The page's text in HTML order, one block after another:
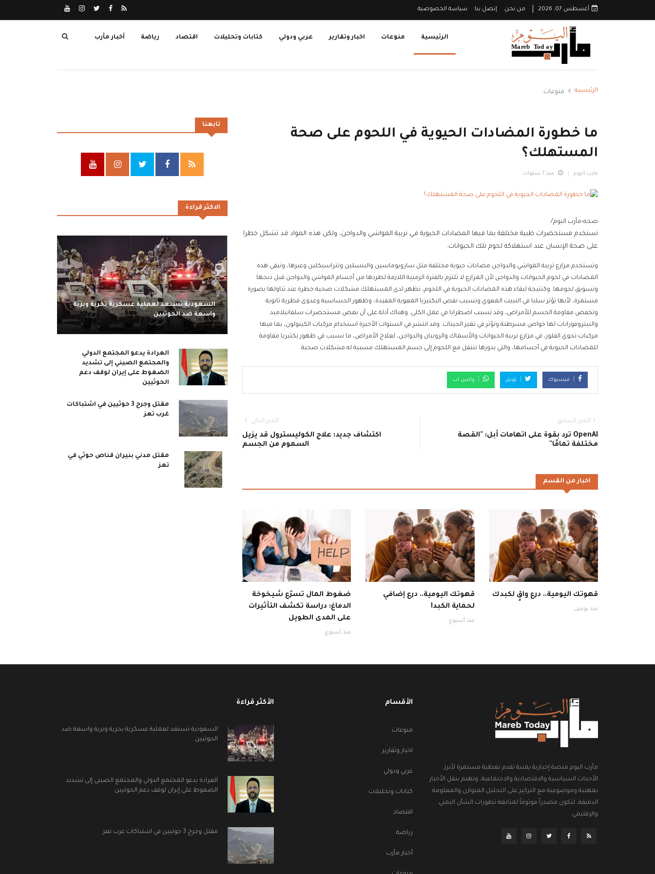
أغسطس 07, 2026 من نحن إتصل بنا سياسة الخصوصية
الرئيسية منوعات اخبار وتقارير عربي ودولي كتابات وتحليلات اقتصاد رياضة أخبار مأرب
الرئيسية منوعات
ما خطورة المضادات الحيوية في اللحوم على صحة
المستهلك؟
مارب اليوم منذ 7 سنوات
صحه-مأرب اليوم/
تستخدم مستحضرات طبية مختلفة بما فيها المضادات الحيوية في تربية المواشي والدواجن، ولكن هذه المواد قد تشكل خطرا
على صحة الإنسان عند استهلاكه لحوم تلك الحيوانات.
وتستخدم مزارع تربية المواشي والدواجن مضادات حيوية مختلفة مثل ساروبوماسين والبنسلين وتتراسيكلين وغيرها، وتبقى هذه
المضادات في لحوم الحيوانات والدواجن لأن المزارع لا تلتزم بالفترة الزمنية اللازمة لطردها من أجسام المواشي والدواجن قبل ذبحها
وتسويق لحومها. وكنتيجة لبقاء هذه المضادات الحيوية في اللحوم، تظهر لدى المستهلك مشكلات صحية خطرة عند تناولها بصورة
مستمرة، لأنها تؤثر سلبا في النبيت المعوي وتسبب نقص البكتيريا المعوية المفيدة، وظهور الحساسية وعدوى فطرية ثانوية
وتخفض مقاومة الجسم للأمراض، وقد تسبب اضطرابا في عمل الكلى. وهناك أدلة على أن بعض مستحضرات سلفانيلاميد
والنيتروفورانات لها خواص مسرطنة وتؤثر في تغير الجينات. وقد انتشر في السنوات الأخيرة استخدام مركبات الكينولون، بما فيها
مركبات تحوي الفلور، في مزارع تربية الحيوانات والأسماك والروبيان والدواجن، لعلاج الأمراض، ما تسبب في ظهور بكتيريا مقاومة
للمضادات الحيوية في أجسامها، والتي بدورها تنتقل مع اللحوم إلى جسم المستهلك مسببة له مشكلات صحية.
فيسبوك تويتر واتس اب
الخبر السابق
OpenAI ترد بقوة على اتهامات أبل: "القصة
مختلفة تمامًا"
الخبر التالي
اكتشاف جديد: علاج الكوليسترول قد يزيل
السموم من الجسم
اخبار من القسم
قهوتك اليومية.. درع واقٍ لكبدك
منذ يومين
قهوتك اليومية.. درع إضافي
لحماية الكبد!
منذ أسبوع
ضغوط المال تسرّع شيخوخة
الدماغ: دراسة تكشف التأثيرات
على المدى الطويل
منذ أسبوع
تابعنا
الاكثر قراءة
السعودية تستعد لعملية عسكرية بحرية وبرية
واسعة ضد الحوثيين
العرادة يدعو المجتمع الدولي
والمجتمع الصيني إلى تشديد
الضغوط على إيران لوقف دعم
الحوثيين
مقتل وجرح 3 حوثيين في اشتباكات
غرب تعز
مقتل مدني بنيران قناص حوثي في
تعز
مأرب اليوم منصة إخبارية يمنية تقدم تغطية مستمرة لأبرز
الأحداث السياسية والاقتصادية والاجتماعية، وتهتم بنقل الأخبار
بمهنية وموضوعية مع التركيز على التحليل المتوازن والمعلومة
الدقيقة، لتكون مصدراً موثوقاً لمتابعة تطورات الشأن اليمني
والإقليمي.
الأقسام
منوعات
اخبار وتقارير
عربي ودولي
كتابات وتحليلات
اقتصاد
رياضة
أخبار مأرب
الأكثر قراءة
السعودية تستعد لعملية عسكرية بحرية وبرية واسعة ضد
الحوثيين
العرادة يدعو المجتمع الدولي والمجتمع الصيني إلى تشديد
الضغوط على إيران لوقف دعم الحوثيين
مقتل وجرح 3 حوثيين في اشتباكات غرب تعز